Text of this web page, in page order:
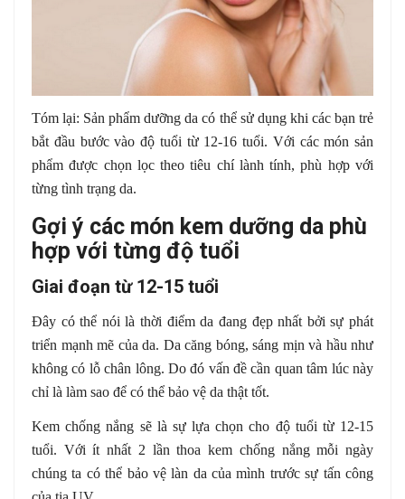
Tóm lại: Sản phẩm dưỡng da có thể sử dụng khi các bạn trẻ
bắt đầu bước vào độ tuổi từ 12-16 tuổi. Với các món sản
phẩm được chọn lọc theo tiêu chí lành tính, phù hợp với
từng tình trạng da.
Gợi ý các món kem dưỡng da phù
hợp với từng độ tuổi
Giai đoạn từ 12-15 tuổi
Đây có thể nói là thời điểm da đang đẹp nhất bởi sự phát
triển mạnh mẽ của da. Da căng bóng, sáng mịn và hầu như
không có lỗ chân lông. Do đó vấn đề cần quan tâm lúc này
chỉ là làm sao để có thể bảo vệ da thật tốt.
Kem chống nắng sẽ là sự lựa chọn cho độ tuổi từ 12-15
tuổi. Với ít nhất 2 lần thoa kem chống nắng mỗi ngày
chúng ta có thể bảo vệ làn da của mình trước sự tấn công